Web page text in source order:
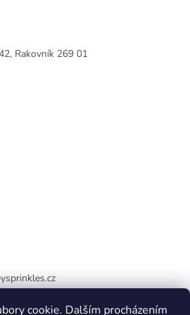
cookie. Dalším procházením
Rakovník 269 01